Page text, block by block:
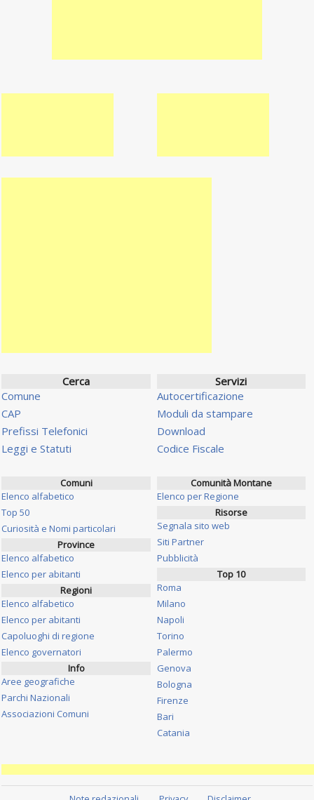
Cerca
Comune
CAP
Prefissi Telefonici
Leggi e Statuti
Servizi
Autocertificazione
Moduli da stampare
Download
Codice Fiscale
Comuni
Elenco alfabetico
Top 50
Curiosità e Nomi particolari
Province
Elenco alfabetico
Elenco per abitanti
Regioni
Elenco alfabetico
Elenco per abitanti
Capoluoghi di regione
Elenco governatori
Info
Aree geografiche
Parchi Nazionali
Associazioni Comuni
Comunità Montane
Elenco per Regione
Risorse
Segnala sito web
Siti Partner
Pubblicità
Top 10
Roma
Milano
Napoli
Torino
Palermo
Genova
Bologna
Firenze
Bari
Catania